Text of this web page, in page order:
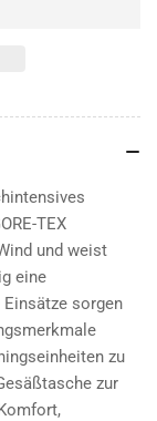
TEX
und weist
eine
sorgen
zu
zur